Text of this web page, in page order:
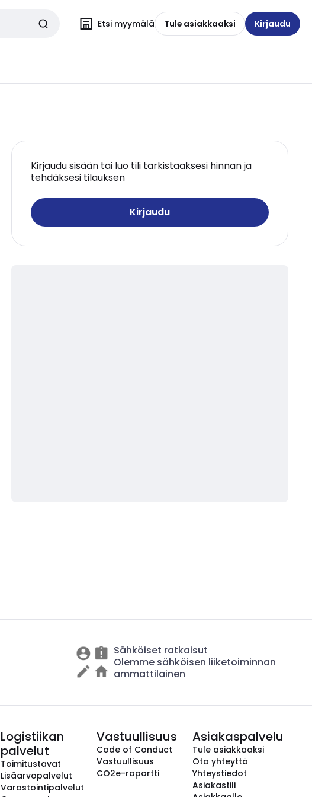
Etsi myymälä Tule asiakkaaksi Kirjaudu
Kirjaudu sisään tai luo tili tarkistaaksesi hinnan ja
tehdäksesi tilauksen
Kirjaudu
Sähköiset ratkaisut
Olemme sähköisen liiketoiminnan
ammattilainen
Logistiikan
palvelut
Toimitustavat
Lisäarvopalvelut
Varastointipalvelut
Vastuullisuus
Code of Conduct
Vastuullisuus
CO2e-raportti
Asiakaspalvelu
Tule asiakkaaksi
Ota yhteyttä
Yhteystiedot
Asiakastili